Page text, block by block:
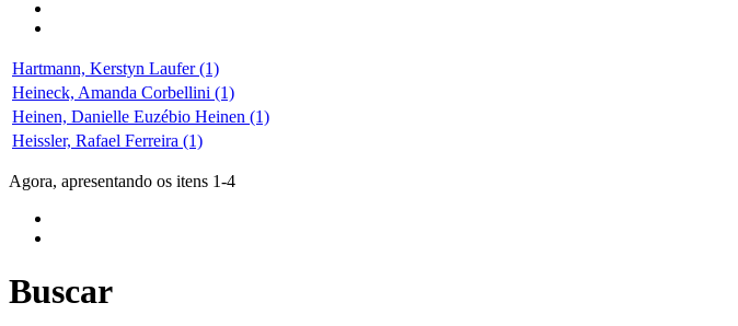
Hartmann, Kerstyn Laufer (1)
Heineck, Amanda Corbellini (1)
Heinen, Danielle Euzébio Heinen (1)
Heissler, Rafael Ferreira (1)
Agora, apresentando os itens 1-4
Buscar